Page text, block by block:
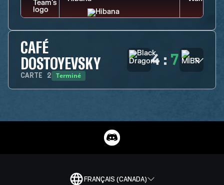
CAFÉ
DOSTOYEVSKY
CARTE 2 Terminé
4 : 7
FRANÇAIS (CANADA)